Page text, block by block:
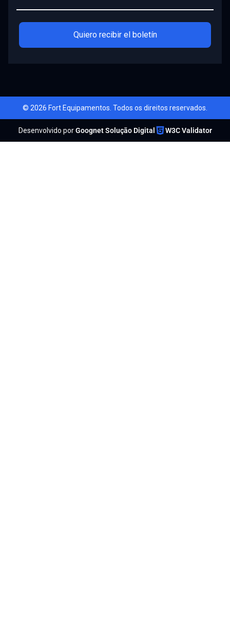
Quiero recibir el boletín
© 2026 Fort Equipamentos. Todos os direitos reservados.
Desenvolvido porGoognet Solução Digital W3C Validator